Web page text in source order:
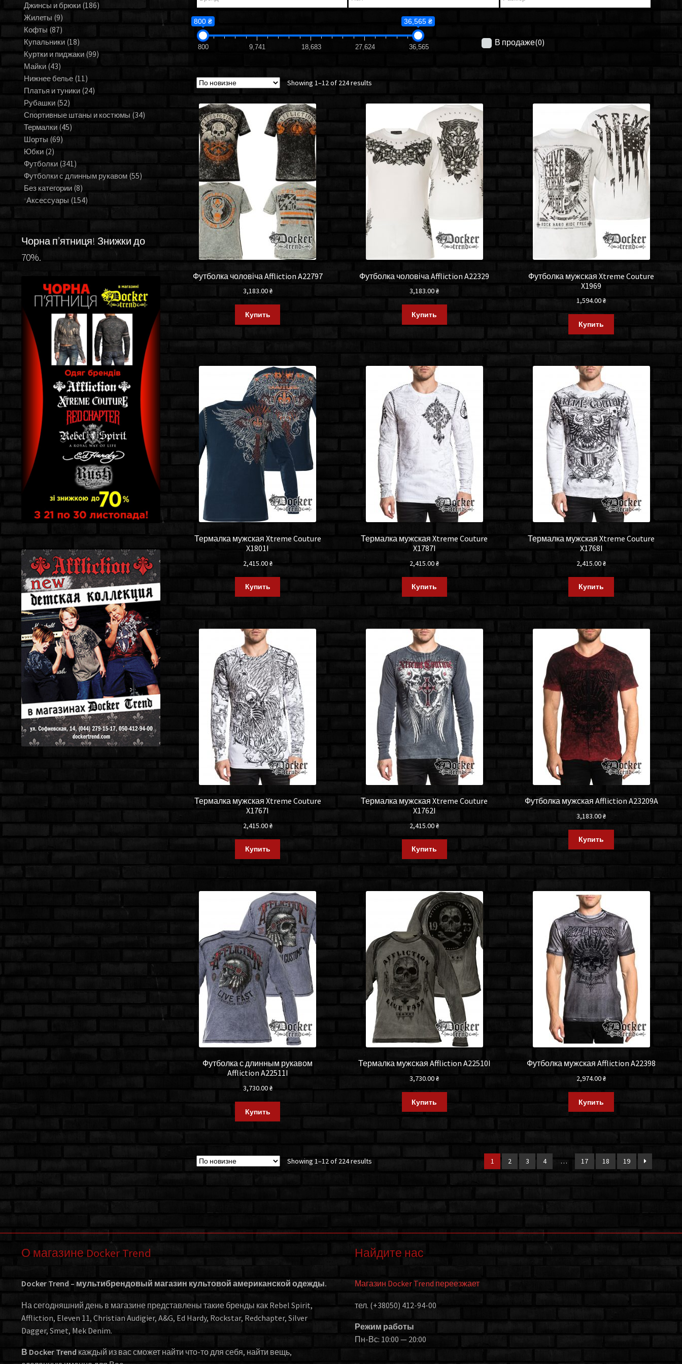
800 ₴ 36,565 ₴
800 9,741 18,683 27,624 36,565 В продаже(0)
Showing 1–12 of 224 results
Футболка чоловіча Affliction A22797
3,183.00₴
Купить
Футболка чоловіча Affliction A22329
3,183.00₴
Купить
Футболка мужская Xtreme Couture
X1969
1,594.00₴
Купить
Термалка мужская Xtreme Couture
X1801I
2,415.00₴
Купить
Термалка мужская Xtreme Couture
X1787I
2,415.00₴
Купить
Термалка мужская Xtreme Couture
X1768I
2,415.00₴
Купить
Термалка мужская Xtreme Couture
X1767I
2,415.00₴
Купить
Термалка мужская Xtreme Couture
X1762I
2,415.00₴
Купить
Футболка мужская Affliction A23209A
3,183.00₴
Купить
Футболка с длинным рукавом
Affliction A22511I
3,730.00₴
Купить
Термалка мужская Affliction A22510I
3,730.00₴
Купить
Футболка мужская Affliction A22398
2,974.00₴
Купить
Showing 1–12 of 224 results 1 2 3 4 … 17 18 19
Джинсы и брюки (186)
Жилеты (9)
Кофты (87)
Купальники (18)
Куртки и пиджаки (99)
Майки (43)
Нижнее белье (11)
Платья и туники (24)
Рубашки (52)
Спортивные штаны и костюмы (34)
Термалки (45)
Шорты (69)
Юбки (2)
Футболки (341)
Футболки с длинным рукавом (55)
Без категории (8)
Аксессуары (154)
Чорна п’ятниця! Знижки до
70%.
О магазине Docker Trend
Docker Trend – мультибрендовый магазин культовой американской одежды.
На сегодняшний день в магазине представлены такие бренды как Rebel Spirit,
Affliction, Eleven 11, Christian Audigier, A&G, Ed Hardy, Rockstar, Redchapter, Silver
Dagger, Smet, Mek Denim.
В Docker Trend каждый из вас сможет найти что-то для себя, найти вещь,
Найдите нас
Магазин Docker Trend переезжает
тел. (+38050) 412-94-00
Режим работы
Пн-Вс: 10:00 — 20:00